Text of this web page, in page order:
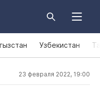
Узбекистан
23 февраля 2022, 19:00